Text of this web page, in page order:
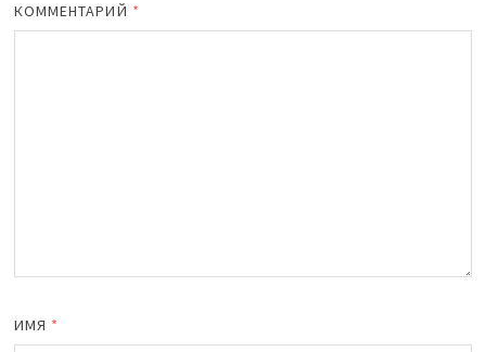
КОММЕНТАРИЙ *
ИМЯ *